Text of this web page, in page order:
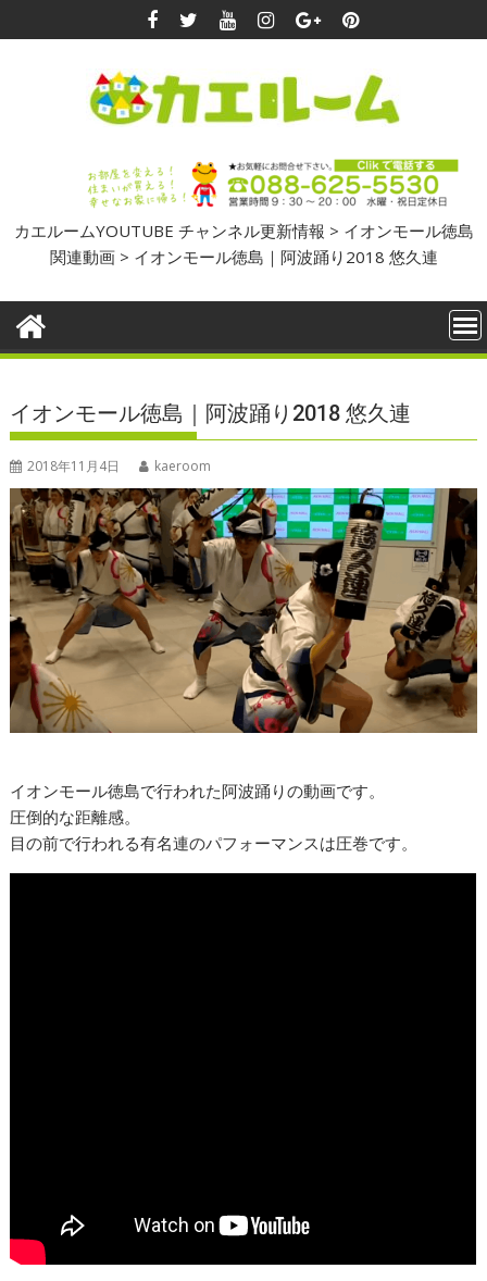
to
カエルームYOUTUBE チャンネル更新情報 > イオンモール徳島
関連動画> イオンモール徳島｜阿波踊り2018 悠久連
イオンモール徳島｜阿波踊り2018 悠久連
2018年11月4日 kaeroom
イオンモール徳島で行われた阿波踊りの動画です。
圧倒的な距離感。
目の前で行われる有名連のパフォーマンスは圧巻です。